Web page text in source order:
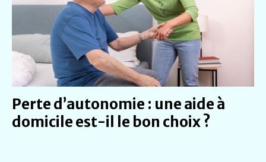
Perte d’autonomie : une aide à
domicile est-il le bon choix ?